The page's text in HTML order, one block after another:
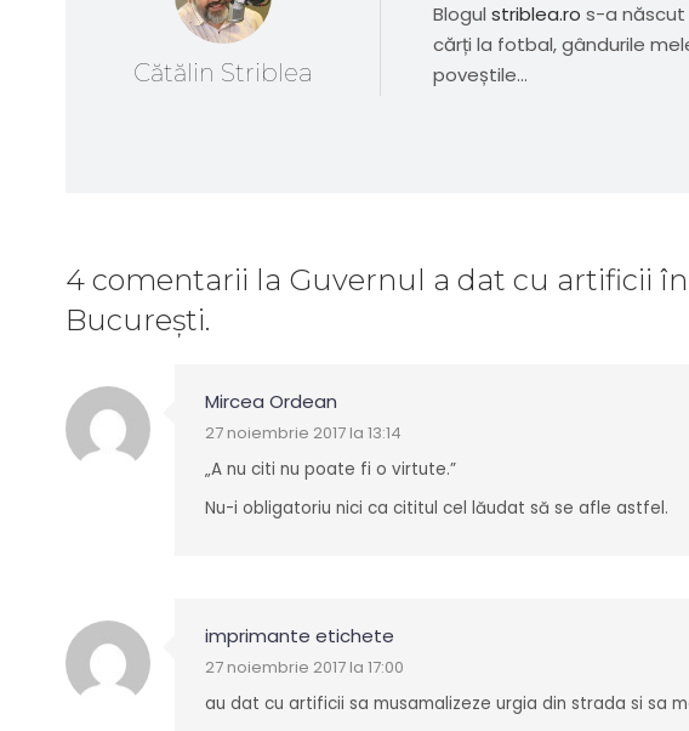
Cătălin Striblea
Blogul striblea.ro s-a născut
cărți la fotbal, gândurile
poveștile...
4 comentarii la Guvernul a dat cu artificii
București.
Mircea Ordean
27 noiembrie 2017 la 13:14
„A nu citi nu poate fi o virtute.”
Nu-i obligatoriu nici ca cititul cel lăudat să se afle astfel.
imprimante etichete
27 noiembrie 2017 la 17:00
au dat cu artificii sa musamalizeze urgia din strada si sa